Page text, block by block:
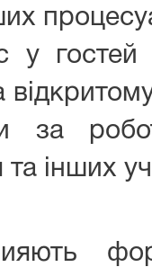
у
за
та інших